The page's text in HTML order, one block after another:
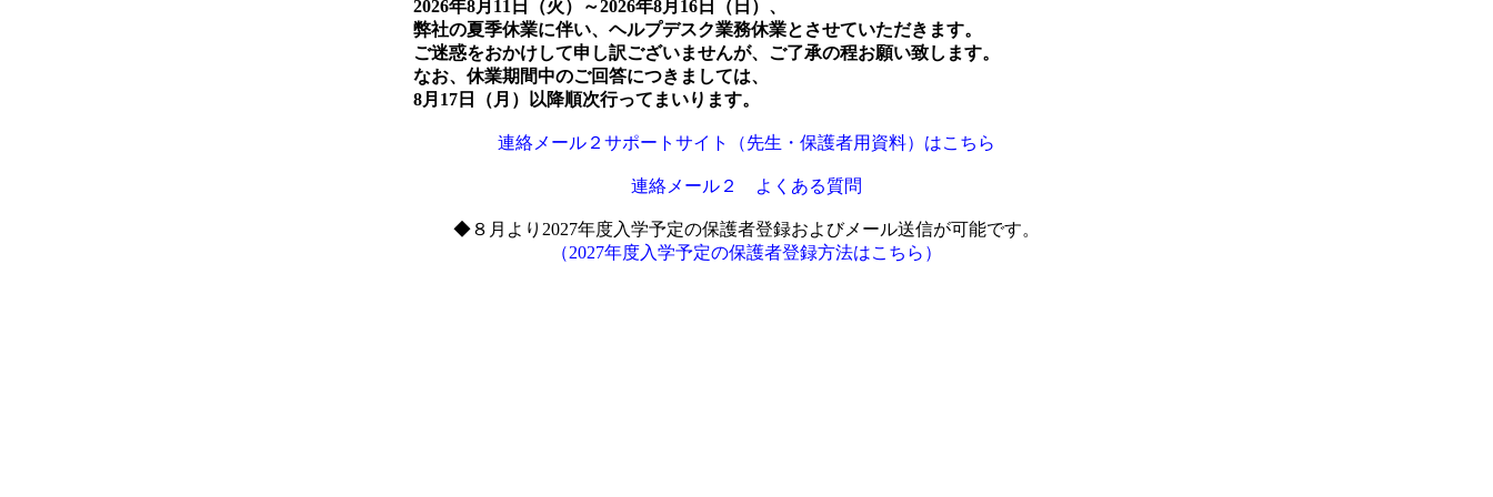
2026年8月11日（火）～2026年8月16日（日）、
弊社の夏季休業に伴い、ヘルプデスク業務休業とさせていただきます。
ご迷惑をおかけして申し訳ございませんが、ご了承の程お願い致します。
なお、休業期間中のご回答につきましては、
8月17日（月）以降順次行ってまいります。
連絡メール２サポートサイト（先生・保護者用資料）はこちら
連絡メール２ よくある質問
◆８月より2027年度入学予定の保護者登録およびメール送信が可能です。
（2027年度入学予定の保護者登録方法はこちら）